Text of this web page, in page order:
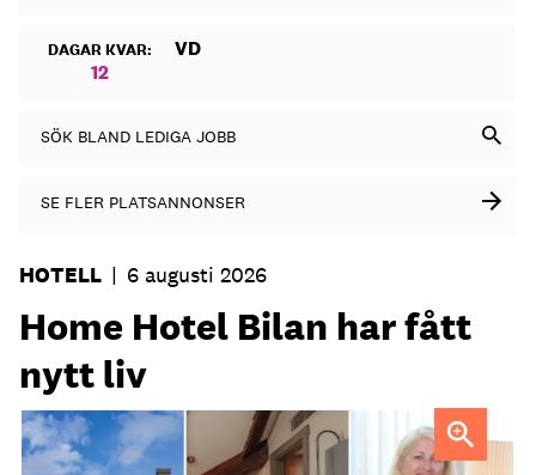
DAGAR KVAR:
12
VD
SÖK BLAND LEDIGA JOBB
SE FLER PLATSANNONSER
HOTELL | 6 augusti 2026
Home Hotel Bilan har fått
nytt liv
Anna Sundenhammar, General Manager på Home Hotel
Bilan.